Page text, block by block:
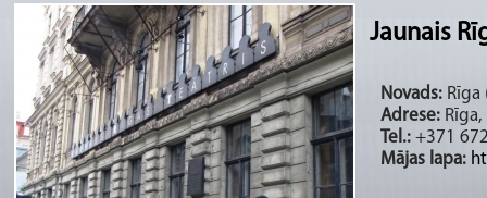
Jaunais
Novads: Rīga
Adrese:
Tel.: +371
Mājas lapa: